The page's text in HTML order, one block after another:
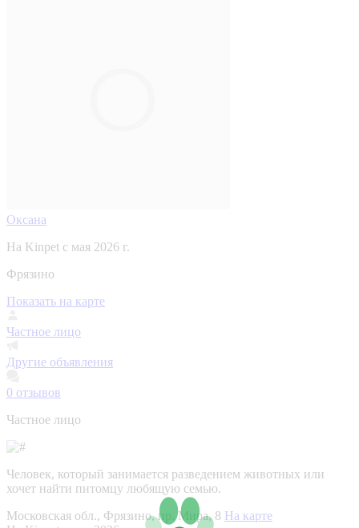
Оксана
На Kinpet c мая 2026 г.
Фрязино
Показать на карте
Частное лицо
Другие объявления
0 отзывов
Частное лицо
Человек, который занимается разведением животных или
хочет найти питомцу любящую семью.
Московская обл., Фрязино, пр. Мира, 8 На карте